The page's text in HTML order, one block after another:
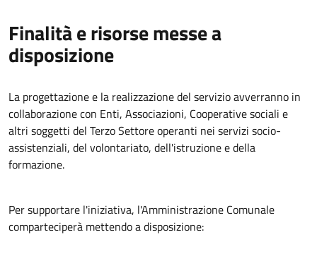
Finalità e risorse messe a
disposizione
La progettazione e la realizzazione del servizio avverranno in
collaborazione con Enti, Associazioni, Cooperative sociali e
altri soggetti del Terzo Settore operanti nei servizi socio-
assistenziali, del volontariato, dell'istruzione e della
formazione.
Per supportare l'iniziativa, l'Amministrazione Comunale
comparteciperà mettendo a disposizione: